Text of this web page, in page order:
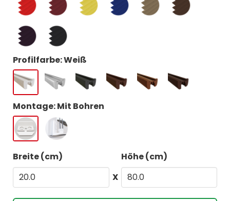
Profilfarbe: Weiß
Montage: Mit Bohren
Breite (cm)
X
Höhe (cm)